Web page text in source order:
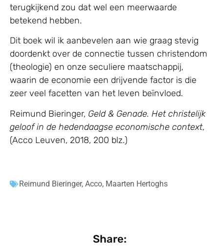
terugkijkend zou dat wel een meerwaarde
betekend hebben.
Dit boek wil ik aanbevelen aan wie graag stevig
doordenkt over de connectie tussen christendom
(theologie) en onze seculiere maatschappij,
waarin de economie een drijvende factor is die
zeer veel facetten van het leven beïnvloed.
Reimund Bieringer, Geld & Genade. Het christelijk
geloof in de hedendaagse economische context,
(Acco Leuven, 2018, 200 blz.)
Reimund Bieringer, Acco, Maarten Hertoghs
Share: